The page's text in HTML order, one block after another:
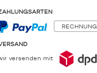
RECHNUNG
versenden mit